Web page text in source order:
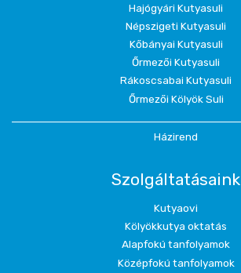
Hajógyári Kutyasuli
Népszigeti Kutyasuli
Kőbányai Kutyasuli
Őrmezői Kutyasuli
Rákoscsabai Kutyasuli
Őrmezői Kölyök Suli
Házirend
Szolgáltatásaink
Kutyaovi
Kölyökkutya oktatás
Alapfokú tanfolyamok
Középfokú tanfolyamok